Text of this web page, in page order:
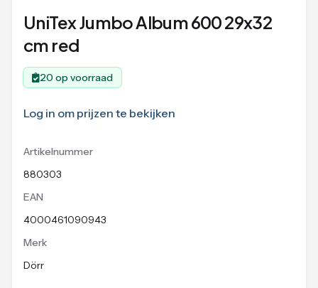
UniTex Jumbo Album 600 29x32
cm red
20 op voorraad
Log in om prijzen te bekijken
Artikelnummer
880303
EAN
4000461090943
Merk
Dörr